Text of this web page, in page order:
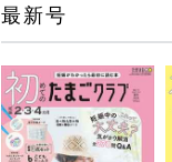
最新号